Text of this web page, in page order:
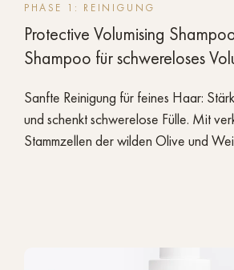
PHASE 1: REINIGUNG
Protective Volumising
Shampoo für schwereloses
Sanfte Reinigung für feines Haar:
und schenkt schwerelose Fülle. Mit
Stammzellen der wilden Olive und